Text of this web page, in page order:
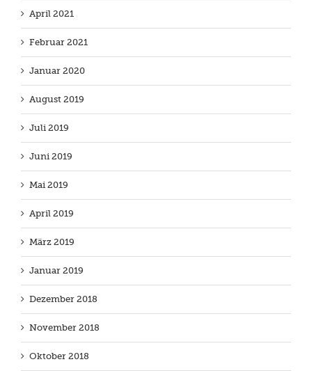
April 2021
Februar 2021
Januar 2020
August 2019
Juli 2019
Juni 2019
Mai 2019
April 2019
März 2019
Januar 2019
Dezember 2018
November 2018
Oktober 2018